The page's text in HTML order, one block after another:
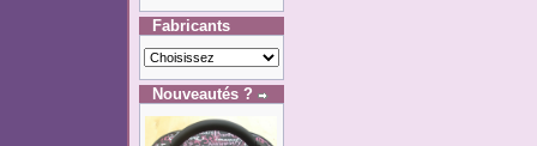
Fabricants
Nouveautés ?